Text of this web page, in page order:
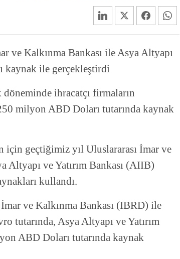
ve Kalkınma Bankası ile Asya Altyapı
kaynak ile gerçekleştirdi
ihracatçı firmaların
milyon ABD Doları tutarında kaynak
için geçtiğimiz yıl Uluslararası İmar ve
Altyapı ve Yatırım Bankası (AIIB)
kullandı.
ve Kalkınma Bankası (IBRD) ile
tutarında, Asya Altyapı ve Yatırım
ABD Doları tutarında kaynak